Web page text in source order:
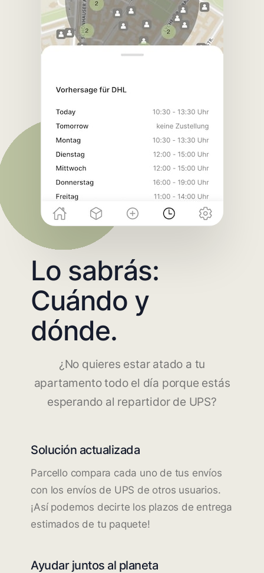
Lo sabrás:
Cuándo y
dónde.
¿No quieres estar atado a tu
apartamento todo el día porque estás
esperando al repartidor de UPS?
Solución actualizada
Parcello compara cada uno de tus envíos
con los envíos de UPS de otros usuarios.
¡Así podemos decirte los plazos de entrega
estimados de tu paquete!
Ayudar juntos al planeta